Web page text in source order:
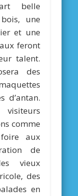
belle
une
et une
feront
talent.
des
d’antan.
comme
aux
de
vieux
des
en